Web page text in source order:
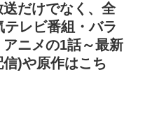
だけでなく、全
レビ番組・バラ
ニメの1話～最新
)や原作はこち